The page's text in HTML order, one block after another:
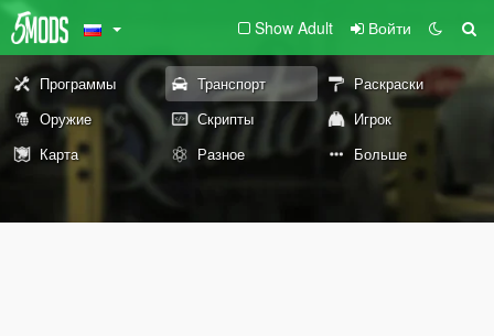
Show Adult Войти
Программы Транспорт
Раскраски
Оружие
Скрипты
Игрок
Карта
Разное Больше